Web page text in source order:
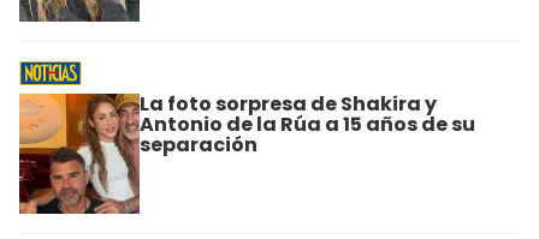
La foto sorpresa de Shakira y
Antonio de la Rúa a 15 años de su
separación